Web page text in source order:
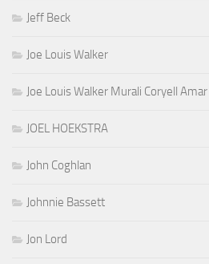
Jeff Beck
Joe Louis Walker
Joe Louis Walker Murali Coryell
JOEL HOEKSTRA
John Coghlan
Johnnie Bassett
Jon Lord